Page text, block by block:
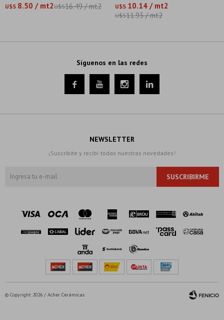
U$S 8.50 / mt2U$S16.49 / mt2 U$S 10.14 / mt2
U$S11.93 / mt2
Síguenos en las redes
   
NEWSLETTER
¡Suscribite y recibí todas nuestras novedades!
SUSCRIBIRME
© Copyright 2026 / Acher Cerámicas